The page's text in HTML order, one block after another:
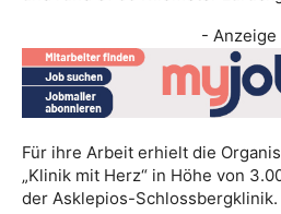
- Anzeige
Für ihre Arbeit erhielt die
„Klinik mit Herz“ in Höhe von
der Asklepios-